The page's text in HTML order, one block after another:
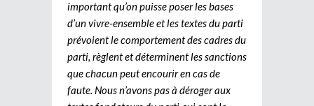
important qu’on puisse poser les bases
d’un vivre-ensemble et les textes du parti
prévoient le comportement des cadres du
parti, règlent et déterminent les sanctions
que chacun peut encourir en cas de
faute. Nous n’avons pas à déroger aux